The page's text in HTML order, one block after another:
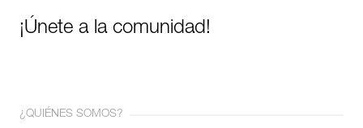
¡Únete a la comunidad!
¿QUIÉNES SOMOS?